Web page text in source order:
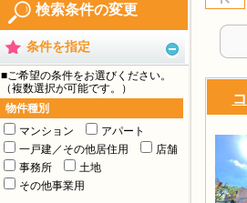
検索条件の変更
条件を指定
■ご希望の条件をお選びください。
（複数選択が可能です。）
物件種別
マンション
アパート
一戸建／その他居住用
店舗
事務所
土地
その他事業用